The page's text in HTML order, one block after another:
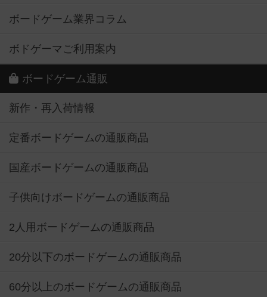
ボードゲーム業界コラム
ボドゲーマご利用案内
ボードゲーム通販
新作・再入荷情報
定番ボードゲームの通販商品
国産ボードゲームの通販商品
子供向けボードゲームの通販商品
2人用ボードゲームの通販商品
20分以下のボードゲームの通販商品
60分以上のボードゲームの通販商品